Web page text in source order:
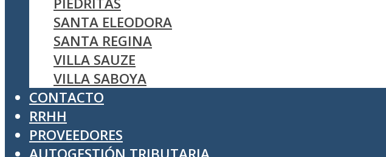
SANTA ELEODORA
SANTA REGINA
VILLA SAUZE
VILLA SABOYA
CONTACTO
RRHH
PROVEEDORES